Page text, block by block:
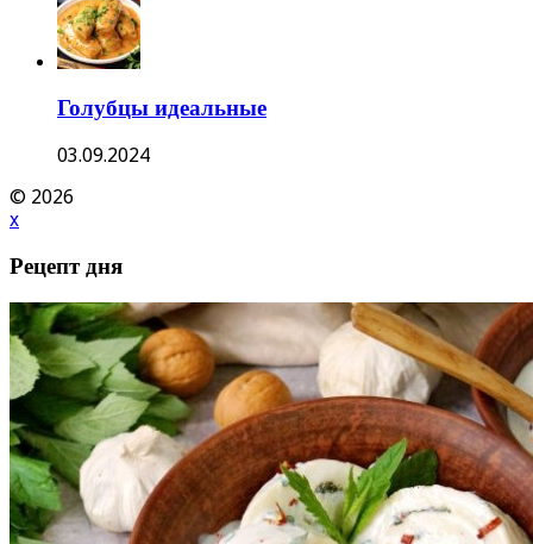
Голубцы идеальные
03.09.2024
© 2026
x
Рецепт дня